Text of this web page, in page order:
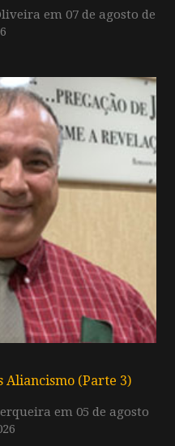
em 07 de agosto de
Aliancismo (Parte 3)
em 05 de agosto